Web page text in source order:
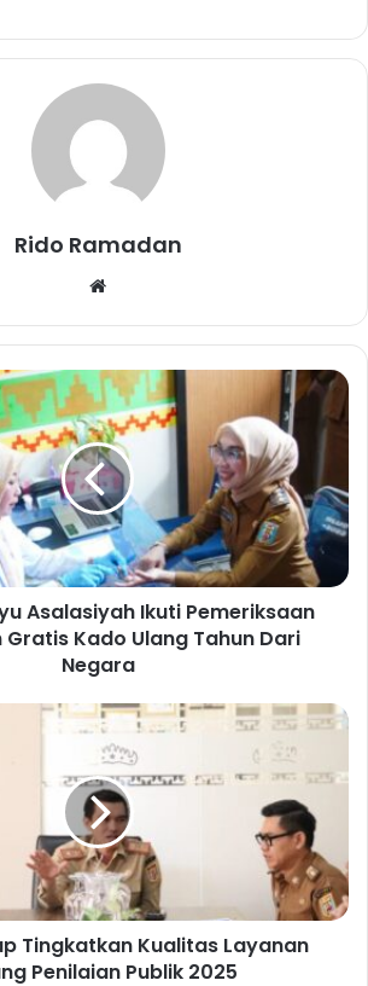
Rido Ramadan
te
Asalasiyah Ikuti Pemeriksaan
Kado Ulang Tahun Dari
Negara
Tingkatkan Kualitas Layanan
Penilaian Publik 2025